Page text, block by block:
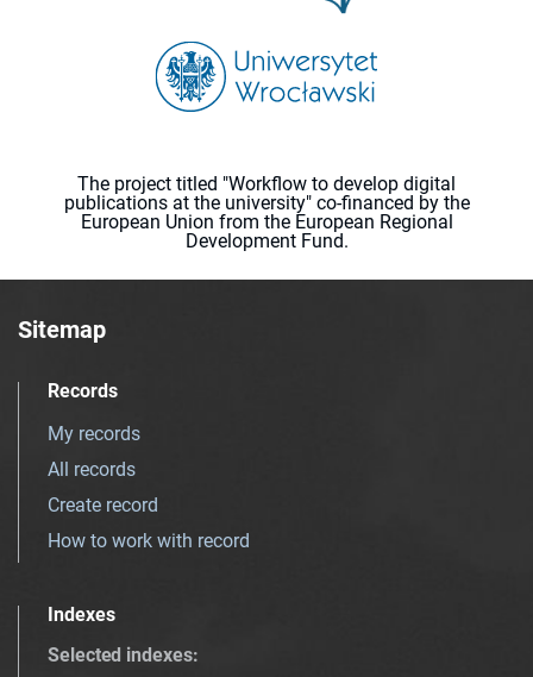
The project titled "Workflow to develop digital
publications at the university" co-financed by the
European Union from the European Regional
Development Fund.
Sitemap
Records
My records
All records
Create record
How to work with record
Indexes
Selected indexes: